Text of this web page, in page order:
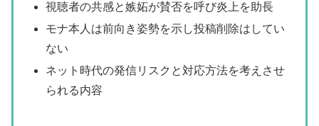
視聴者の共感と嫉妬が賛否を呼び炎上を助長
モナ本人は前向き姿勢を示し投稿削除はしてい
ない
ネット時代の発信リスクと対応方法を考えさせ
られる内容